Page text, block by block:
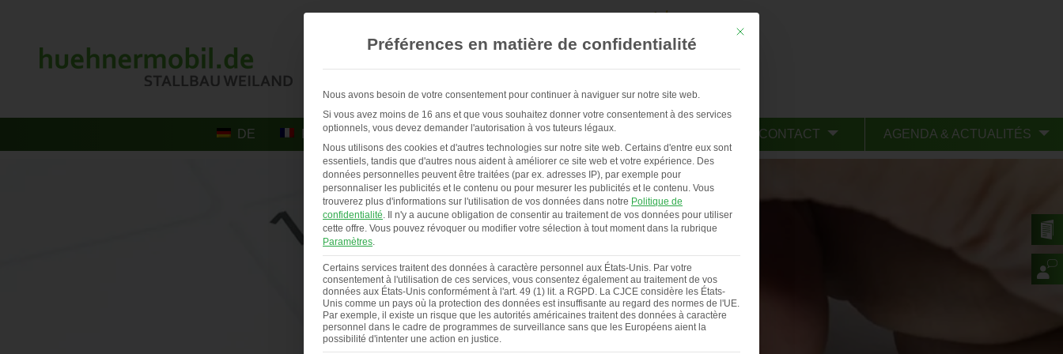
DE POULAILLERS & SERVICE À PROPOS DE NOUS CONTACT AGENDA & ACTUALITÉS
Mit diesem Button wird der Dialog geschlossen. Seine Funktionalität ist
Préférences en matière de confidentialité
Nous avons besoin de votre consentement pour continuer à naviguer sur notre site web.
Si vous avez moins de 16 ans et que vous souhaitez donner votre consentement à des services
optionnels, vous devez demander l'autorisation à vos tuteurs légaux.
Nous utilisons des cookies et d'autres technologies sur notre site web. Certains d'entre eux sont
essentiels, tandis que d'autres nous aident à améliorer ce site web et votre expérience. Des
données personnelles peuvent être traitées (par ex. adresses IP), par exemple pour
personnaliser les publicités et le contenu ou pour mesurer les publicités et le contenu. Vous
trouverez plus d'informations sur l'utilisation de vos données dans notre Politique de
confidentialité.
Il n'y a aucune obligation de consentir au traitement de vos données pour utiliser
cette offre. Vous pouvez révoquer ou modifier votre sélection à tout moment dans la rubrique
Paramètres.
Certains services traitent des données à caractère personnel aux États-Unis. Par votre
consentement à l'utilisation de ces services, vous consentez également au traitement de vos
données aux États-Unis conformément à l'art. 49 (1) lit. a RGPD. La CJCE considère les États-
Unis comme un pays où la protection des données est insuffisante au regard des normes de l'UE.
Par exemple, il existe un risque que les autorités américaines traitent des données à caractère
personnel dans le cadre de programmes de surveillance sans que les Européens aient la
possibilité d'intenter une action en justice.